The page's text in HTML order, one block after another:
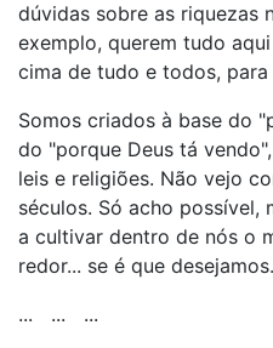
dúvidas sobre as riquezas
exemplo, querem tudo
cima de tudo e todos, para
Somos criados à base do
do "porque Deus tá
leis e religiões. Não vejo
séculos. Só acho possível,
a cultivar dentro de nós o
redor... se é que desejamos.
... ... ...